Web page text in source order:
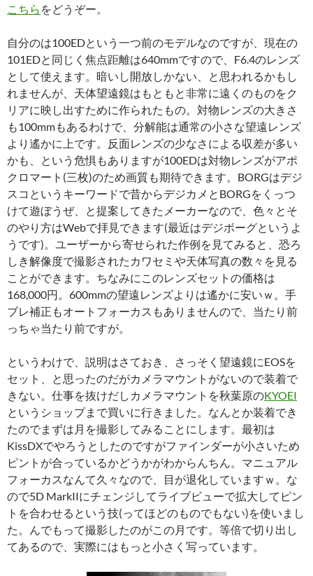
こちら をどうぞー。
自分のは100EDという一つ前のモデルなのですが、現在の
101EDと同じく焦点距離は640mmですので、F6.4のレンズ
として使えます。暗いし開放しかない、と思われるかもし
れませんが、天体望遠鏡はもともと非常に遠くのものをク
リアに映し出すために作られたもの。対物レンズの大きさ
も100mmもあるわけで、分解能は通常の小さな望遠レンズ
より遙かに上です。反面レンズの少なさによる収差が多い
かも、という危惧もありますが100EDは対物レンズがアポ
クロマート(三枚)のため画質も期待できます。BORGはデジ
スコというキーワードで昔からデジカメとBORGをくっつ
けて遊ぼうぜ、と提案してきたメーカーなので、色々とそ
のやり方はWebで拝見できます(最近はデジボーグというよ
うです)。ユーザーから寄せられた作例を見てみると、恐ろ
しき解像度で撮影されたカワセミや天体写真の数々を見る
ことができます。ちなみにこのレンズセットの価格は
168,000円。600mmの望遠レンズよりは遙かに安いｗ。手
ブレ補正もオートフォーカスもありませんので、当たり前
っちゃ当たり前ですが。
というわけで、説明はさておき、さっそく望遠鏡にEOSを
セット、と思ったのだがカメラマウントがないので装着で
きない。仕事を抜けだしカメラマウントを秋葉原のKYOEI
というショップまで買いに行きました。なんとか装着でき
たのでまずは月を撮影してみることにします。最初は
KissDXでやろうとしたのですがファインダーが小さいため
ピントが合っているかどうかがわからんちん。マニュアル
フォーカスなんて久々なので、目が退化していますｗ。な
ので5D MarkIIにチェンジしてライブビューで拡大してピン
トを合わせるという技(ってほどのものでもない)を使いまし
た。んでもって撮影したのがこの月です。等倍で切り出し
てあるので、実際にはもっと小さく写っています。